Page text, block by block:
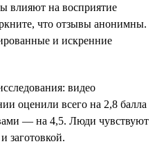
влияют на восприятие
что отзывы анонимны.
и искренние
видео
оценили всего на 2,8 балла
— на 4,5. Люди чувствуют
заготовкой.